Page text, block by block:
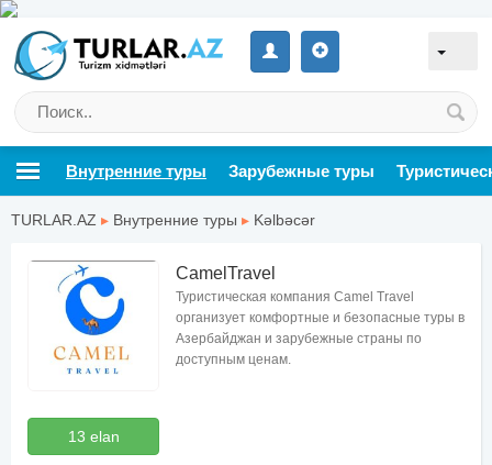
Внутренние туры Зарубежные туры
TURLAR.AZ ▸ Внутренние туры ▸ Kəlbəcər
13 elan
CamelTravel
Туристическая компания Camel Travel
организует комфортные и безопасные туры в
Азербайджан и зарубежные страны по
доступным ценам.